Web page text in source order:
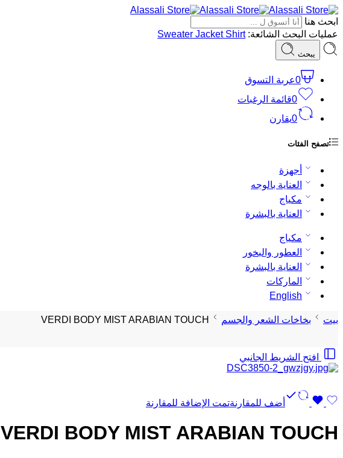
ابحث هنا
عمليات البحث الشائعة:
Sweater Jacket Shirt
يبحث
0عربة التسوق
0قائمة الرغبات
0يقارن
تصفح الفئات
أجهزة
العناية بالوجه
مكياج
العناية بالبشرة
مكياج
العطور والبخور
العناية بالبشرة
الماركات
English
بيت بخاخات الشعر والجسم VERDI BODY MIST ARABIAN TOUCH
افتح الشريط الجانبي
أضف للمقارنةتمت الإضافة للمقارنة
VERDI BODY MIST ARABIAN TOUCH